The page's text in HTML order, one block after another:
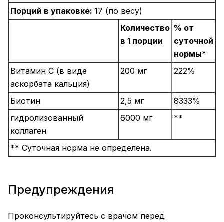
Порций в упаковке: 17 (по весу)
Количество
в 1 порции
% от
суточной
нормы*
Витамин C (в виде
аскорбата кальция)
200 мг 222%
Биотин 2,5 мг
8333%
гидролизованный
коллаген
6000 мг **
** Суточная норма не определена.
Предупреждения
Проконсультируйтесь с врачом перед